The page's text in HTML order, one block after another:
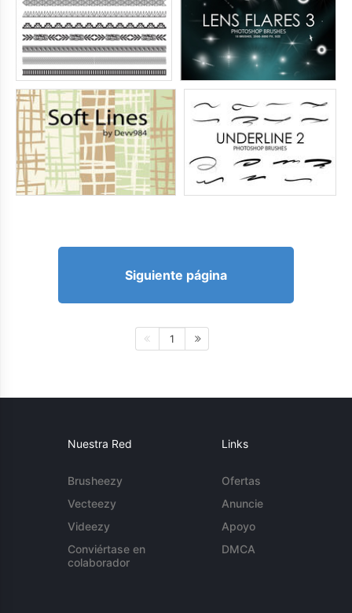
Siguiente página
1
Nuestra Red
Brusheezy
Vecteezy
Videezy
Conviértase en
colaborador
Links
Ofertas
Anuncie
Apoyo
DMCA